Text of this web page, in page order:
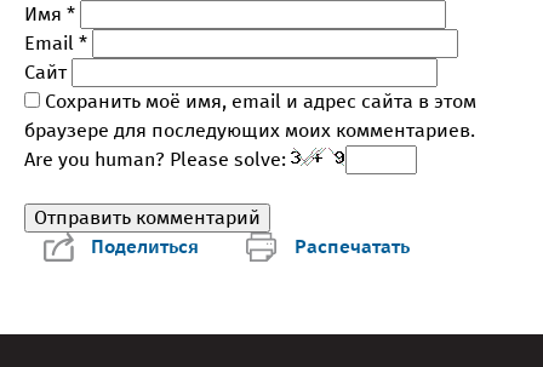
Имя *
Email *
Сайт
Сохранить моё имя, email и адрес сайта в этом
браузере для последующих моих комментариев.
Are you human? Please solve:
Поделиться Распечатать